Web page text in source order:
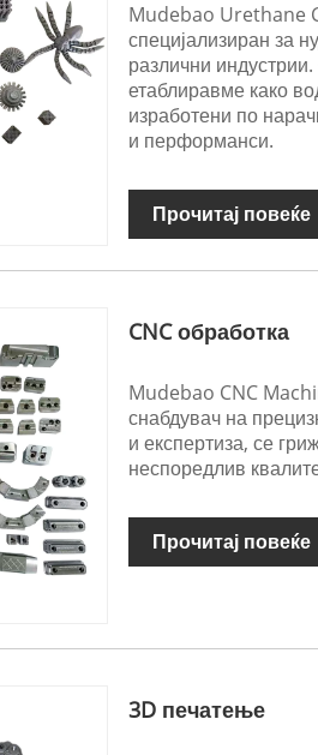
Mudebao Urethane
специјализиран за
различни
етаблиравме како
изработени по
и перформанси.
Прочитај повеќе
CNC обработка
Mudebao CNC
снабдувач на
и експертиза, се
неспоредлив
Прочитај повеќе
3D печатење